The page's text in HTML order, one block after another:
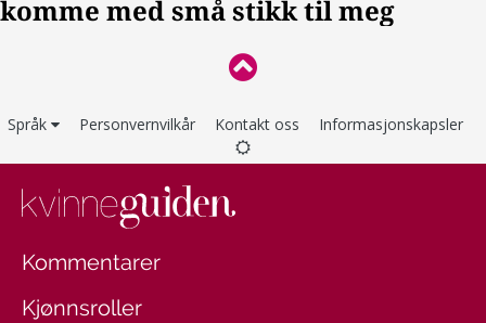
Språk Personvernvilkår Kontakt oss Informasjonskapsler
Kommentarer
Kjønnsroller